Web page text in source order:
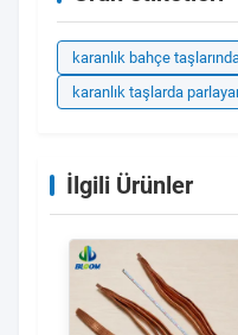
karanlık bahçe
karanlık taşlarda
İlgili Ürünler